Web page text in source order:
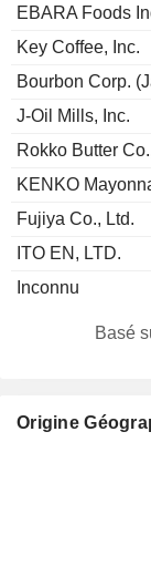
EBARA Foods
Key Coffee, Inc.
Bourbon Corp.
J-Oil Mills, Inc.
Rokko Butter
KENKO
Fujiya Co., Ltd.
ITO EN, LTD.
Inconnu
Basé
Origine